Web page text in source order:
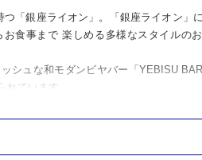
「銀座ライオン」。「銀座ライオン」
食事まで 楽しめる多様なスタイルの
シュな和モダンビヤバー「YEBISU BAR
ています。
厳選食材とお酒がおすすめです。